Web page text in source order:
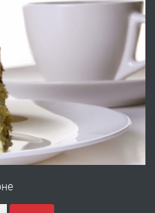
преди 4 дни
Офис под наем в кв.
Хасково-близо до
градина!
преди 4 дни
ТРИСТАЕН